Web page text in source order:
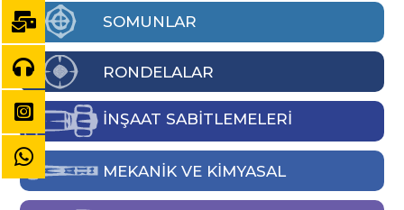
SOMUNLAR
RONDELALAR
İNŞAAT SABİTLEMELERİ
MEKANIK VE KIMYASAL